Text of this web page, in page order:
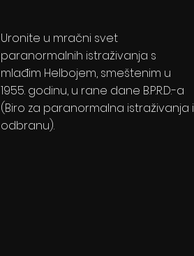
Uronite u mračni svet
paranormalnih istraživanja s
mlađim Helbojem, smeštenim u
1955. godinu, u rane dane B.P.R.D.-a
(Biro za paranormalna istraživanja i
odbranu).